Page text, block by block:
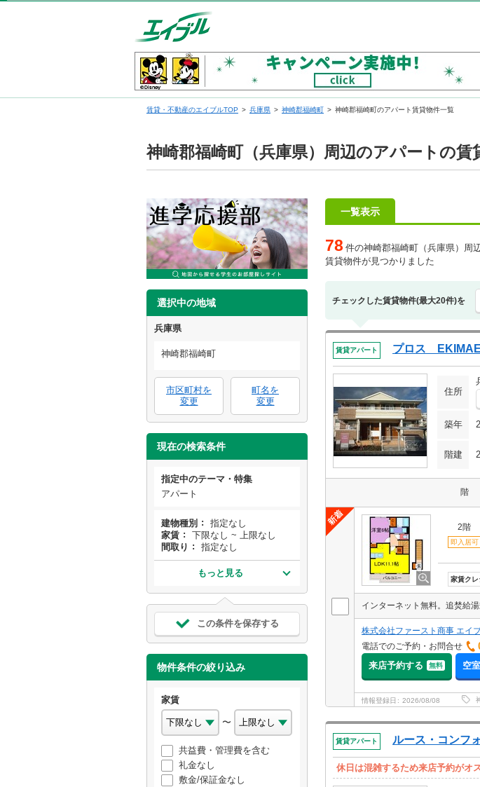
賃貸・不動産のエイブルTOP 兵庫県 神崎郡福崎町 神崎郡福崎町のアパート賃貸物件一覧
神崎郡福崎町（兵庫県）周辺のアパートの賃
選択中の地域
兵庫県
神崎郡福崎町
市区町村を
変更
町名を
変更
現在の検索条件
指定中のテーマ・特集
アパート
建物種別
指定なし
家賃
下限なし ~ 上限なし
間取り
指定なし
もっと見る
この条件を保存する
物件条件の絞り込み
家賃
〜
共益費・管理費を含む
礼金なし
敷金/保証金なし
一覧表示
78 件の神崎郡福崎町（兵庫県）周
賃貸物件が見つかりました
チェックした賃貸物件(最大20件)を
賃貸アパート プロス EKIMAE
住所
築年
階建
階
2階
即入居可
家賃クレ
インターネット無料。追焚給
株式会社ファースト商事 エイ
電話でのご予約・お問合せ
来店予約する 無料 空
情報登録日 2026/08/08
賃貸アパート ルース・コンフ
休日は混雑するため来店予約がオ